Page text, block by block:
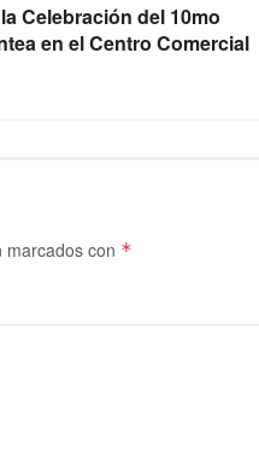
Celebración del 10mo
en el Centro Comercial
marcados con *